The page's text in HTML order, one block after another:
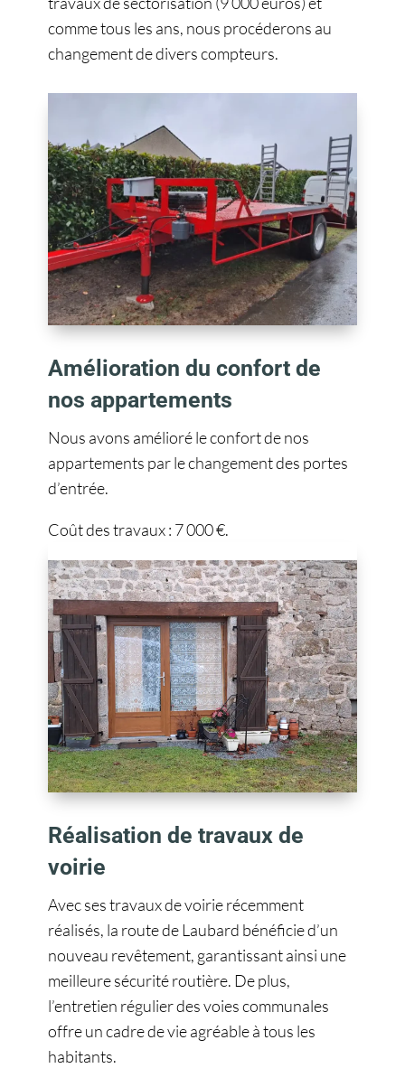
comme tous les ans, nous procéderons au
changement de divers compteurs.
Amélioration du confort de
nos appartements
Nous avons amélioré le confort de nos
appartements par le changement des portes
d’entrée.
Coût des travaux : 7 000 €.
Réalisation de travaux de
voirie
Avec ses travaux de voirie récemment
réalisés, la route de Laubard bénéficie d’un
nouveau revêtement, garantissant ainsi une
meilleure sécurité routière. De plus,
l’entretien régulier des voies communales
offre un cadre de vie agréable à tous les
habitants.